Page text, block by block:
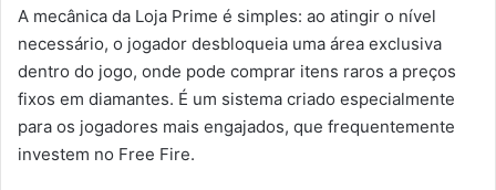
A mecânica da Loja Prime é simples: ao atingir o nível
necessário, o jogador desbloqueia uma área exclusiva
dentro do jogo, onde pode comprar itens raros a preços
fixos em diamantes. É um sistema criado especialmente
para os jogadores mais engajados, que frequentemente
investem no Free Fire.